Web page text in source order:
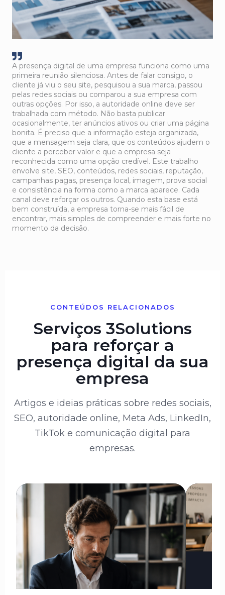
A presença digital de uma empresa funciona como uma
primeira reunião silenciosa. Antes de falar consigo, o
cliente já viu o seu site, pesquisou a sua marca, passou
pelas redes sociais ou comparou a sua empresa com
outras opções. Por isso, a autoridade online deve ser
trabalhada com método. Não basta publicar
ocasionalmente, ter anúncios ativos ou criar uma página
bonita. É preciso que a informação esteja organizada,
que a mensagem seja clara, que os conteúdos ajudem o
cliente a perceber valor e que a empresa seja
reconhecida como uma opção credível. Este trabalho
envolve site, SEO, conteúdos, redes sociais, reputação,
campanhas pagas, presença local, imagem, prova social
e consistência na forma como a marca aparece. Cada
canal deve reforçar os outros. Quando esta base está
bem construída, a empresa torna-se mais fácil de
encontrar, mais simples de compreender e mais forte no
momento da decisão.
CONTEÚDOS RELACIONADOS
Serviços 3Solutions
para reforçar a
presença digital da sua
empresa
Artigos e ideias práticas sobre redes sociais,
SEO, autoridade online, Meta Ads, LinkedIn,
TikTok e comunicação digital para
empresas.